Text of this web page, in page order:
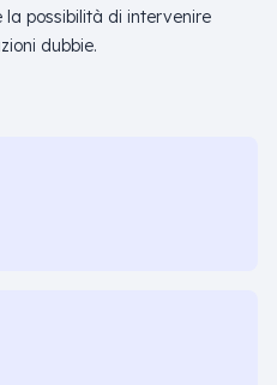
possibilità di intervenire
dubbie.